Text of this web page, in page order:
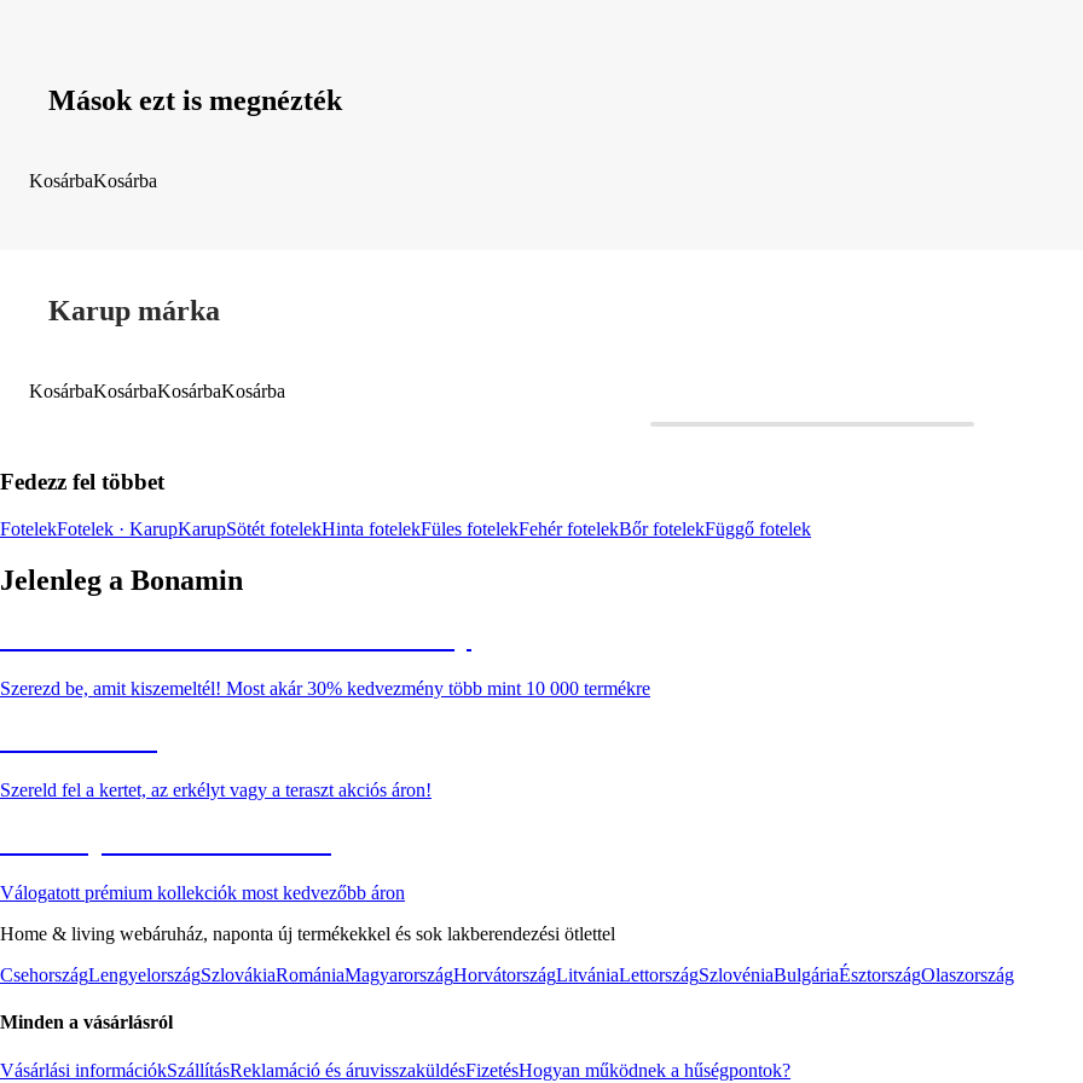
Mások ezt is megnézték
KosárbaKosárba
Karup márka
KosárbaKosárbaKosárbaKosárba
Fedezz fel többet
FotelekFotelek · KarupKarupSötét fotelekHinta fotelekFüles fotelekFehér fotelekBőr fotelekFüggő fotelek
Jelenleg a Bonamin
Szerezd be, amit kiszemeltél! Most akár 30% kedvezmény több mint 10 000 termékre
Szereld fel a kertet, az erkélyt vagy a teraszt akciós áron!
Válogatott prémium kollekciók most kedvezőbb áron
Home & living webáruház, naponta új termékekkel és sok lakberendezési ötlettel
CsehországLengyelországSzlovákiaRomániaMagyarországHorvátországLitvániaLettországSzlovéniaBulgáriaÉsztországOlaszország
Minden a vásárlásról
Vásárlási információkSzállításReklamáció és áruvisszaküldésFizetésHogyan működnek a hűségpontok?